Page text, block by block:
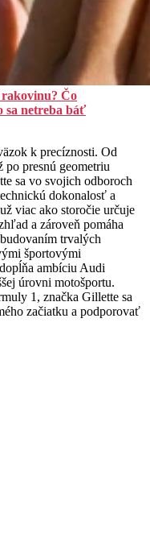
Čo
sa netreba báť
k precíznosti. Od
presnú geometriu
sa vo svojich odboroch
dokonalosť a
viac ako storočie určuje
a zároveň pomáha
trvalých
športovými
ambíciu Audi
úrovni motošportu.
1, značka Gillette sa
začiatku a podporovať